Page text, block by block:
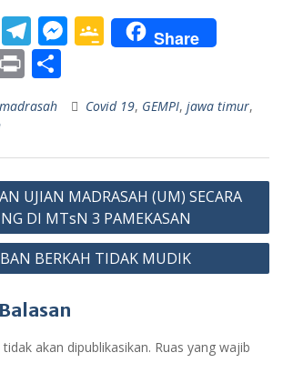
T T
el
e
gr
a
m
M
e
n
g
er
G
o
gl
e
Cl
as
sr
o
Share
Pr
in
t
h
ar
e
Covid 19, GEMPI, jawa timur,
UJIAN MADRASAH (UM) SECARA
DI MTsN 3 PAMEKASAN
BERKAH TIDAK MUDIK
akan dipublikasikan. Ruas yang wajib